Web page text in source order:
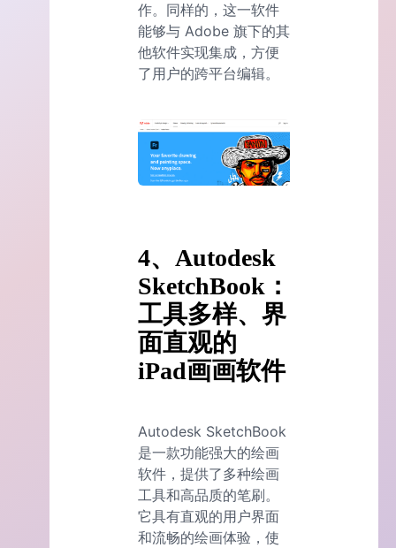
作。同样的，这一软件
能够与 Adobe 旗下的其
他软件实现集成，方便
了用户的跨平台编辑。
4、Autodesk
SketchBook：
工具多样、界
面直观的
iPad画画软件
Autodesk SketchBook
是一款功能强大的绘画
软件，提供了多种绘画
工具和高品质的笔刷。
它具有直观的用户界面
和流畅的绘画体验，使